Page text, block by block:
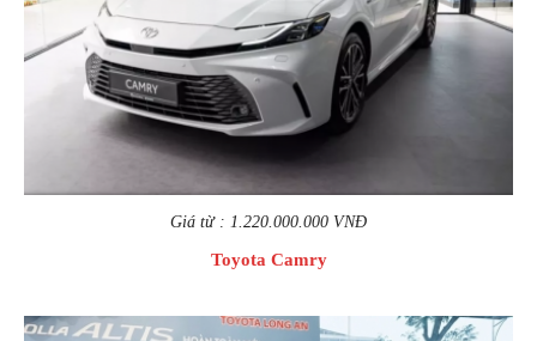
Giá từ : 1.220.000.000 VNĐ
Toyota Camry